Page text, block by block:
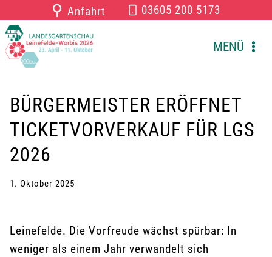
Inhalt
springen
⚲ Anfahrt 03605 200 5173
MENÜ
BÜRGERMEISTER ERÖFFNET
TICKETVORVERKAUF FÜR LGS
2026
1. Oktober 2025
Leinefelde. Die Vorfreude wächst spürbar: In
weniger als einem Jahr verwandelt sich